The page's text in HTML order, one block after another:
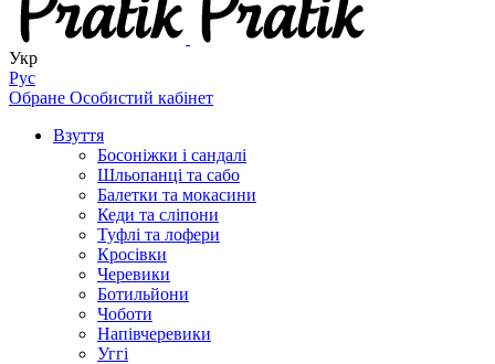
Укр
Рус
Обране Особистий кабінет
Взуття
Босоніжки і сандалі
Шльопанці та сабо
Балетки та мокасини
Кеди та сліпони
Туфлі та лофери
Кросівки
Черевики
Ботильйони
Чоботи
Напівчеревики
Уггі